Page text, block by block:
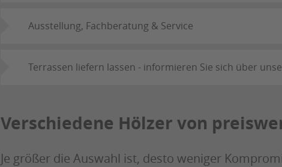
Ausstellung, Fachberatung & Service
Terrassen liefern lassen - informieren Sie sich über
Verschiedene Hölzer von
Je größer die Auswahl ist, desto weniger